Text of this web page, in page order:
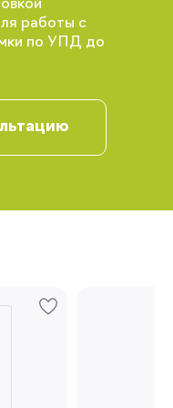
работы с
по УПД до
статус своих
свой пароль?